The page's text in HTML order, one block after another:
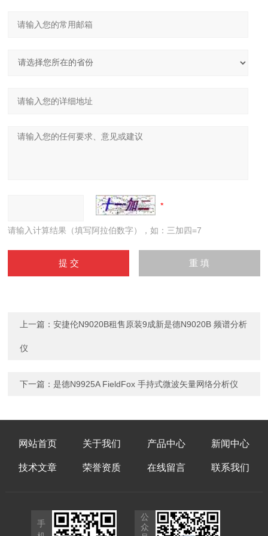
请输入计算结果（填写阿拉伯数字），如：三加四=7
上一篇：安捷伦N9020B租售原装9成新是德N9020B 频谱分析
仪
下一篇：是德N9925A FieldFox 手持式微波矢量网络分析仪
网站首页 关于我们 产品中心 新闻中心
技术文章 荣誉资质 在线留言 联系我们
手
公
众